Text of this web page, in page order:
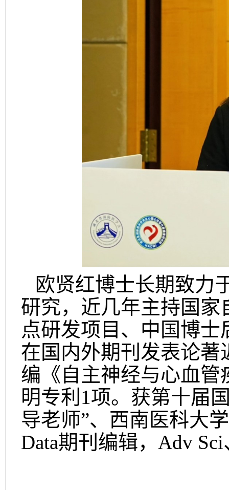
欧贤红博士长期致力
研究，近几年主持国家
点研发项目、中国博
在国内外期刊发表论著
编《自主神经与心血管
明专利 1项。获第十届
导老师”、西南医科大学
Data期刊编辑， Adv Sci